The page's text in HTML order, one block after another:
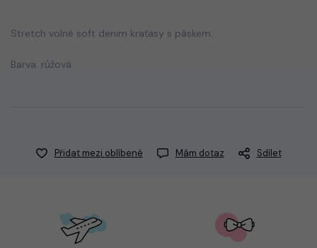
Stretch volné soft denim kraťasy s páskem.
Barva: růžová
Přidat mezi oblíbené Mám dotaz Sdílet